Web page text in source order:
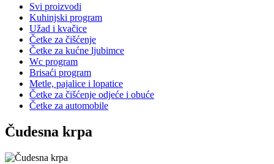
Svi proizvodi
Kuhinjski program
Užad i kvačice
Četke za čišćenje
Četke za kućne ljubimce
Wc program
Brisaći program
Metle, pajalice i lopatice
Četke za čišćenje odjeće i obuće
Četke za automobile
Čudesna krpa